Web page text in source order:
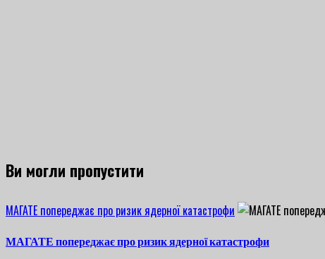
Ви могли пропустити
МАГАТЕ попереджає про ризик ядерної катастрофи
МАГАТЕ попереджає про ризик ядерної катастрофи